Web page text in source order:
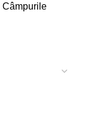
Câmpurile